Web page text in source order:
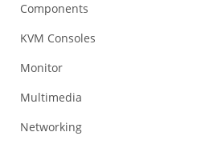
Components
KVM Consoles
Monitor
Multimedia
Networking